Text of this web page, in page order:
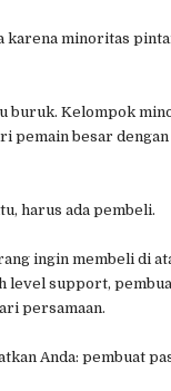
karena minoritas
buruk. Kelompok
pemain besar dengan
harus ada pembeli.
ingin membeli di
level support,
persamaan.
Anda: pembuat